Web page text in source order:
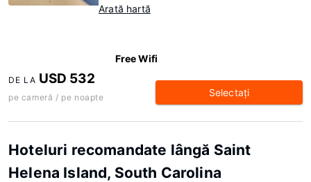
Arată hartă
Free Wifi
DE LA USD 532
pe cameră / pe noapte Selectaţi
Hoteluri recomandate lângă Saint
Helena Island, South Carolina